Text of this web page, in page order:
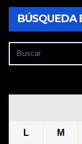
BÚSQUEDA
L M